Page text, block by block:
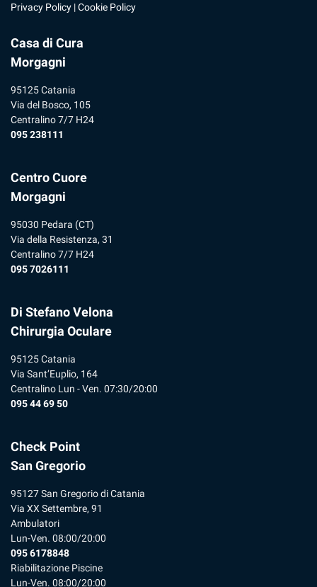
Privacy Policy |Cookie Policy
Casa di Cura
Morgagni
95125 Catania
Via del Bosco, 105
Centralino 7/7 H24
095 238111
Centro Cuore
Morgagni
95030 Pedara (CT)
Via della Resistenza, 31
Centralino 7/7 H24
095 7026111
Di Stefano Velona
Chirurgia Oculare
95125 Catania
Via Sant’Euplio, 164
Centralino Lun - Ven. 07:30/20:00
095 44 69 50
Check Point
San Gregorio
95127 San Gregorio di Catania
Via XX Settembre, 91
Ambulatori
Lun-Ven. 08:00/20:00
095 6178848
Riabilitazione Piscine
Lun-Ven. 08:00/20:00